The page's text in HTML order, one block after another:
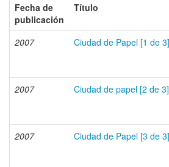
Fecha de
publicación
Título
2007 Ciudad de Papel [1 de 3]
2007
Ciudad de papel [2 de 3]
2007
Ciudad de Papel [3 de 3]